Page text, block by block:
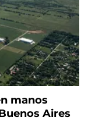
manos
Aires